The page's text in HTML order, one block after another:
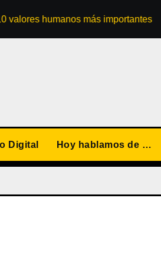
humanos más importantes
Digital Hoy hablamos de …